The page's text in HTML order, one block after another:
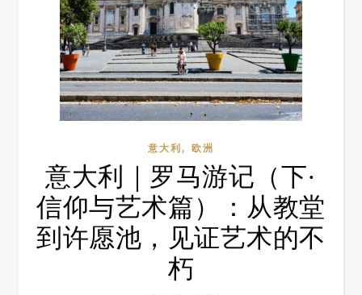
意大利, 欧洲
意大利｜罗马游记（下·
信仰与艺术篇）：从教堂
到许愿池，见证艺术的不
朽